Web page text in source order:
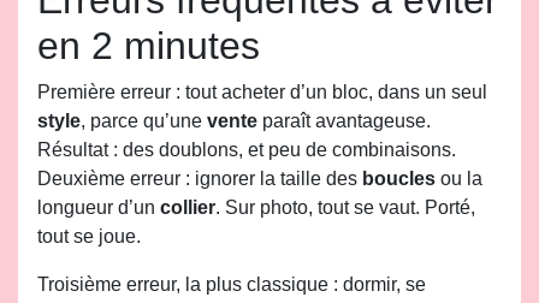
en 2 minutes
Première erreur : tout acheter d’un bloc, dans un seul
style, parce qu’une vente paraît avantageuse.
Résultat : des doublons, et peu de combinaisons.
Deuxième erreur : ignorer la taille des boucles ou la
longueur d’un collier. Sur photo, tout se vaut. Porté,
tout se joue.
Troisième erreur, la plus classique : dormir, se